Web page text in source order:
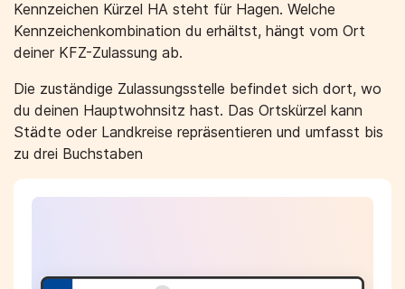
Kennzeichen Kürzel HA steht für Hagen. Welche
Kennzeichenkombination du erhältst, hängt vom Ort
deiner KFZ-Zulassung ab.
Die zuständige Zulassungsstelle befindet sich dort, wo
du deinen Hauptwohnsitz hast. Das Ortskürzel kann
Städte oder Landkreise repräsentieren und umfasst bis
zu drei Buchstaben